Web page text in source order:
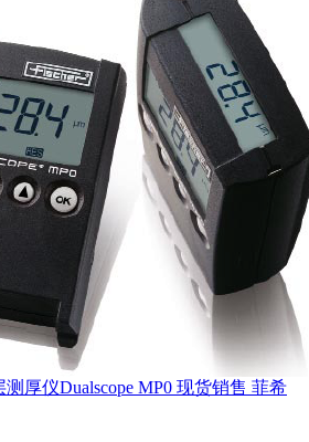
测厚仪Dualscope MP0 现货销售 菲希